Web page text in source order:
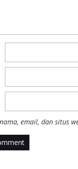
email, dan situs